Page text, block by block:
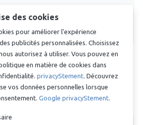
Bride pour raccord de tuyau à
vapeur
Livraison en 3-4 jours
des cookies
pour améliorer l'expérience
publicités personnalisées. Choisissez
autorisez à utiliser. Vous pouvez en
en matière de cookies dans
privacyStement. Découvrez
vos données personnelles lorsque
Google privacyStement.